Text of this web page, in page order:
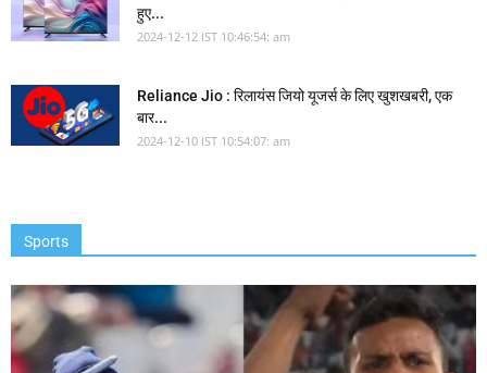
हुए...
2024-12-12 IST 10:46:54: am
Reliance Jio : रिलायंस जियो यूजर्स के लिए खुशखबरी, एक
बार...
2024-12-10 IST 10:54:07: am
Sports